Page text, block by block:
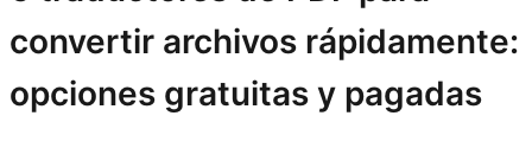
convertir archivos rápidamente:
opciones gratuitas y pagadas